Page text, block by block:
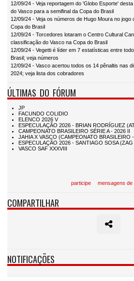
12/09/24 - Veja reportagem do 'Globo Esporte'
do Vasco para a semifinal da Copa do Brasil
12/09/24 - Veja os números de Hugo Moura no jogo
Copa do Brasil
12/09/24 - Torcedores lotaram o Centro Cultural
classificação do Vasco na Copa do Brasil
12/09/24 - Vegetti é líder em 7 estatísticas entre
Brasil; veja números
12/09/24 - Vasco acertou todos os 14 pênaltis nas
2024; veja lista dos cobradores
ÚLTIMAS DO FÓRUM
participe mensagens de
COMPARTILHAR
NOTIFICAÇÕES